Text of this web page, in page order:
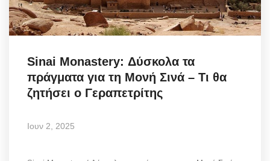
Sinai Monastery: Δύσκολα τα
πράγματα για τη Μονή Σινά – Τι θα
ζητήσει ο Γεραπετρίτης
Ιουν 2, 2025